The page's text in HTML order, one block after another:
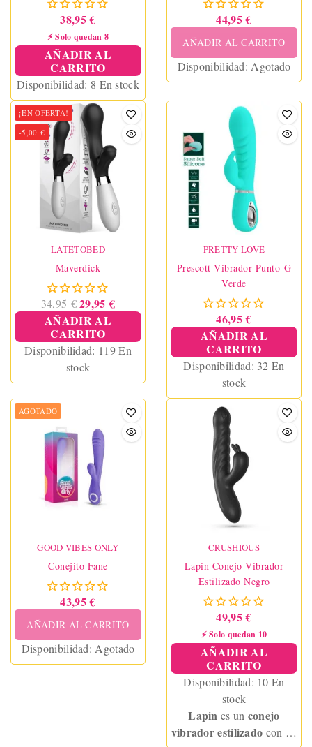
38,95 €
⚡ Solo quedan 8
AÑADIR AL
CARRITO
Disponibilidad: 8 En stock
44,95 €
AÑADIR AL CARRITO
Disponibilidad: Agotado
¡EN OFERTA!
-5,00 €
LATETOBED
Maverdick
34,95 € 29,95 €
AÑADIR AL
CARRITO
Disponibilidad: 119 En
stock
PRETTY LOVE
Prescott Vibrador Punto-G
Verde
46,95 €
AÑADIR AL
CARRITO
Disponibilidad: 32 En
stock
AGOTADO
GOOD VIBES ONLY
Conejito Fane
43,95 €
AÑADIR AL CARRITO
Disponibilidad: Agotado
CRUSHIOUS
Lapin Conejo Vibrador
Estilizado Negro
49,95 €
⚡ Solo quedan 10
AÑADIR AL
CARRITO
Disponibilidad: 10 En
stock
Lapin es un conejo
vibrador estilizado con 10